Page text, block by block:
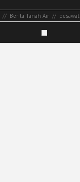
// Berita Tanah Air // pesawat